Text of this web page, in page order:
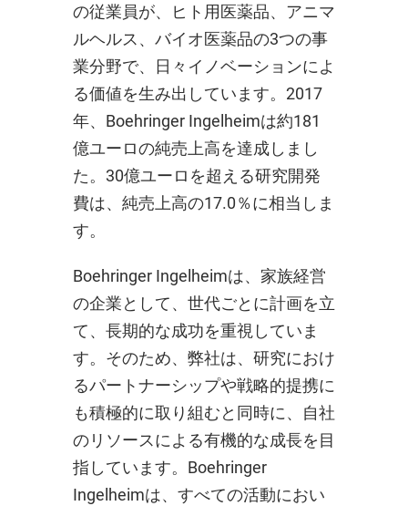
の従業員が、ヒト用医薬品、アニマ
ルヘルス、バイオ医薬品の3つの事
業分野で、日々イノベーションによ
る価値を生み出しています。2017
年、Boehringer Ingelheimは約181
億ユーロの純売上高を達成しまし
た。30億ユーロを超える研究開発
費は、純売上高の17.0％に相当しま
す。
Boehringer Ingelheimは、家族経営
の企業として、世代ごとに計画を立
て、長期的な成功を重視していま
す。そのため、弊社は、研究におけ
るパートナーシップや戦略的提携に
も積極的に取り組むと同時に、自社
のリソースによる有機的な成長を目
指しています。Boehringer
Ingelheimは、すべての活動におい